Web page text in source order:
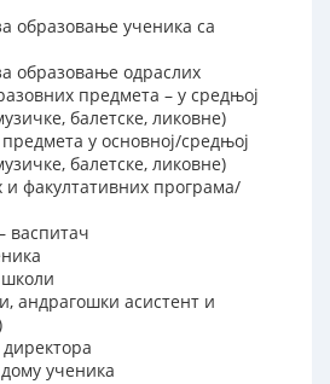
образовање ученика са
образовање одраслих
предмета – у средњој
балетске, ликовне)
у основној/средњој
балетске, ликовне)
и факултативних програма/
васпитач
андрагошки асистент и
ученика